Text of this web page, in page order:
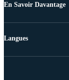
En Savoir Davantage
Langues